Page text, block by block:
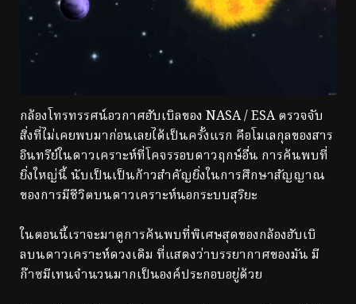
กล้องโทรทรรศน์อวกาศฮับเบิลของ NASA / ESA ตรวจจับ
สิ่งที่ไม่เคยพบมาก่อนเลยได้เป็นครั้งแรก คือโมเลกุลของสาร
อินทรีย์ในดาวเคราะห์ที่โคจรรอบดาวฤกษ์อื่น การค้นพบที่
ยิ่งใหญ่นี้ นับเป็นเป็นก้าวสำคัญยิ่งในการศึกษาสัญญาณ
ของการมีชีวิตบนดาวเคราะห์นอกระบบสุริยะ
ในตอนนี้เราจะมาดูการค้นพบที่พิเศษสุดของกล้องฮับเบิ
ลบนดาวเคราะห์ดวงเดิม ที่แสดงว่าบรรยากาศของมัน มี
ก๊าซมีเทนจำนวนมากเป็นองค์ประกอบอยู่ด้วย